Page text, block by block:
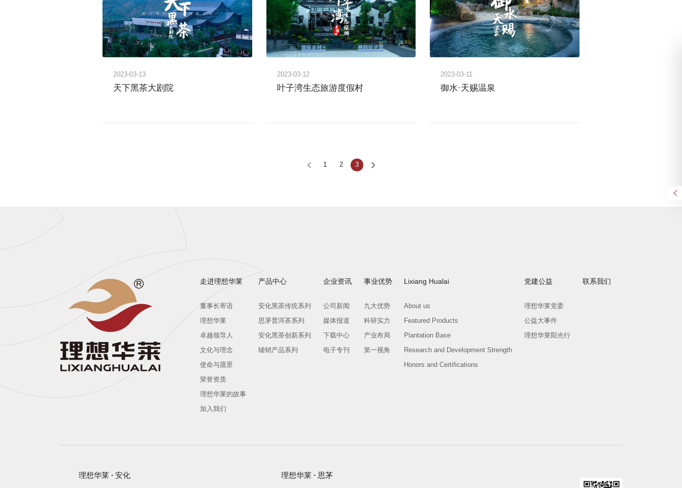
2023-03-13
天下黑茶大剧院
2023-03-12
叶子湾生态旅游度假村
2023-03-11
御水·天赐温泉
1 2 3
走进理想华莱
董事长寄语
理想华莱
卓越领导人
文化与理念
使命与愿景
荣誉资质
理想华莱的故事
加入我们
产品中心
安化黑茶传统系列
思茅普洱茶系列
安化黑茶创新系列
辅销产品系列
企业资讯
公司新闻
媒体报道
下载中心
电子专刊
事业优势
九大优势
科研实力
产业布局
第一视角
Lixiang Hualai
About us
Featured Products
Plantation Base
Research and Development Strength
Honors and Certifications
党建公益
理想华莱党委
公益大事件
理想华莱阳光行
联系我们
理想华莱 · 安化 理想华莱 · 思茅